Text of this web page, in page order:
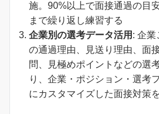
施。90%以上で面接通過の目
まで繰り返し練習する
企業別の選考データ活用 : 企業
の通過理由、見送り理由、面
問、見極めポイントなどの選
り、企業・ポジション・選考
にカスタマイズした面接対策